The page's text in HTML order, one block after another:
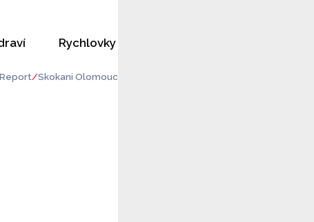
Rychlovky
Skokani Olomouc